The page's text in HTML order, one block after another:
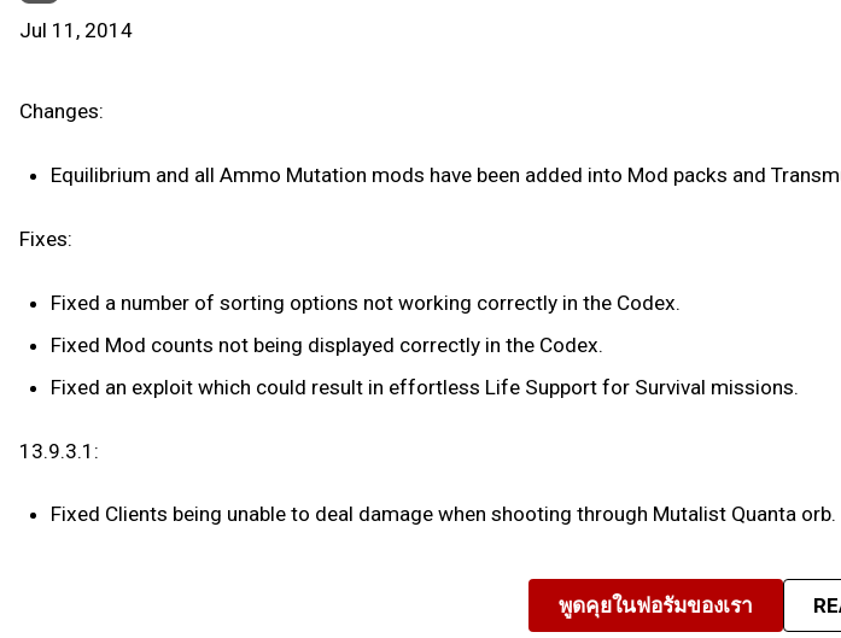
Jul 11, 2014
Changes:
Equilibrium and all Ammo Mutation mods have been added into Mod packs and
Fixes:
Fixed a number of sorting options not working correctly in the Codex.
Fixed Mod counts not being displayed correctly in the Codex.
Fixed an exploit which could result in effortless Life Support for Survival missions.
13.9.3.1:
Fixed Clients being unable to deal damage when shooting through Mutalist Quanta orb.
พูดคุยในฟอรัมของเรา